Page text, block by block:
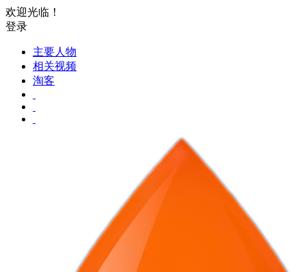
欢迎光临！
登录
主要人物
相关视频
淘客